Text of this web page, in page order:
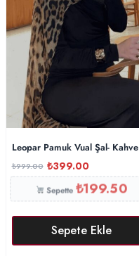
Leopar Pamuk Vual Şal- Kahve
₺999.00 ₺399.00
Sepette ₺199.50
Sepete Ekle